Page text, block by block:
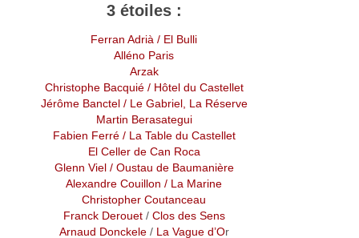
3 étoiles :
Ferran Adrià / El Bulli
Alléno Paris
Arzak
Christophe Bacquié/ Hôtel du Castellet
Jérôme Banctel / Le Gabriel, La Réserve
Martin Berasategui
Fabien Ferré / La Table du Castellet
El Celler de Can Roca
Glenn Viel / Oustau de Baumanière
Alexandre Couillon / La Marine
Christopher Coutanceau
Franck Derouet/ Clos des Sens
Arnaud Donckele / La Vague d’Or